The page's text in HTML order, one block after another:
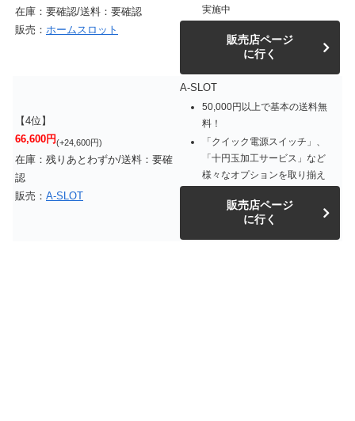
在庫：要確認/送料：要確認
販売： ホームスロット
実施中
販売店ページ
に行く
【4位】
66,600円(+24,600円)
在庫：残りあとわずか/送料：要確
認
販売： A-SLOT
A-SLOT
50,000円以上で基本の送料無
料！
「クイック電源スイッチ」、
「十円玉加工サービス」など
様々なオプションを取り揃え
販売店ページ
に行く